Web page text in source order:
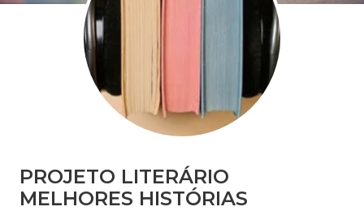
PROJETO LITERÁRIO
MELHORES HISTÓRIAS